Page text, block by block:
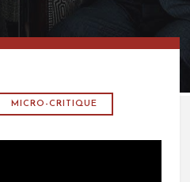
MICRO-CRITIQUE